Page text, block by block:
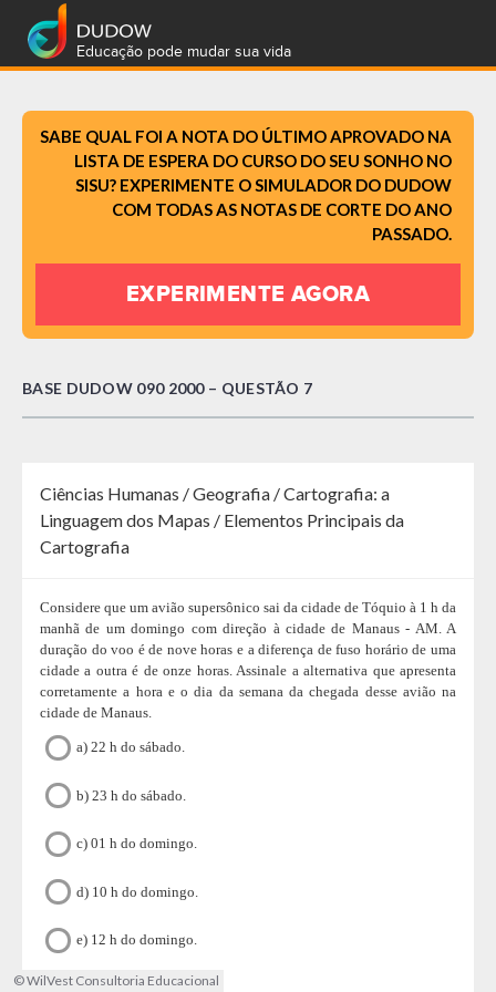
Educação pode mudar sua vida
SABE QUAL FOI A NOTA DO ÚLTIMO APROVADO NA
LISTA DE ESPERA DO CURSO DO SEU SONHO NO
SISU? EXPERIMENTE O SIMULADOR DO DUDOW
COM TODAS AS NOTAS DE CORTE DO ANO
PASSADO.
EXPERIMENTE AGORA
BASE DUDOW 090 2000 – QUESTÃO 7
Ciências Humanas / Geografia / Cartografia: a
Linguagem dos Mapas / Elementos Principais da
Cartografia
Considere que um avião supersônico sai da cidade de Tóquio à 1 h da
manhã de um domingo com direção à cidade de Manaus - AM. A
duração do voo é de nove horas e a diferença de fuso horário de uma
cidade a outra é de onze horas. Assinale a alternativa que apresenta
corretamente a hora e o dia da semana da chegada desse avião na
cidade de Manaus.
a) 22 h do sábado.
b) 23 h do sábado.
c) 01 h do domingo.
d) 10 h do domingo.
e) 12 h do domingo.
© WilVest Consultoria Educacional